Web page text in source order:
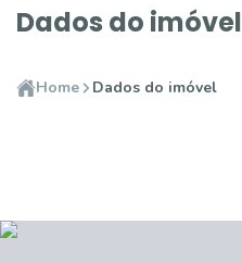
Dados do imóvel
Home Dados do imóvel